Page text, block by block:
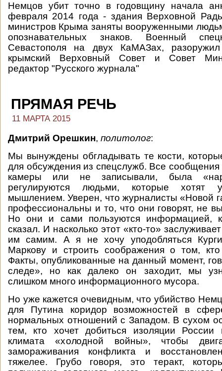
Немцов убит точно в годовщину начала
февраля 2014 года - здания Верховной
министров Крыма заняты вооруженными
опознавательных знаков. Военный
Севастополя на двух КаМАЗах,
крымский Верховный Совет и Совет
редактор "Русского журнала"
ПРЯМАЯ РЕЧЬ
11 МАРТА 2015
Дмитрий Орешкин, политолог:
Мы вынуждены обгладывать те кости,
для обсуждения из спецслужб. Все
камеры или не записывали, была
регулируются людьми, которые хотят
мышлением. Уверен, что журналисты «Новой
профессиональны и то, что они говорят, не
Но они и сами пользуются информацией,
сказал. И насколько этот «кто-то»
им самим. А я не хочу уподобляться
Маркову и строить соображения о том, кто
Факты, опубликованные на данный момент,
следе», но как далеко он заходит, мы
слишком много информационного мусора.
Но уже кажется очевидным, что убийство
для Путина коридор возможностей в
нормальных отношений с Западом. В сухом
тем, кто хочет добиться изоляции России
климата «холодной войны», чтобы
замораживания конфликта и
тяжелее. Грубо говоря, это теракт,